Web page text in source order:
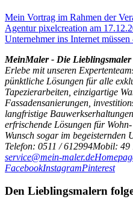
Mein Vortrag im Rahmen der
Agentur pixelcreation am
Unternehmer ins Internet
MeinMaler - Die Lieblingsmaler
Erlebe mit unseren
pünktliche Lösungen für alle
Tapezierarbeiten, einzigartige
Fassadensanierungen,
langfristige
erfrischende Lösungen für
Wunsch sogar im begeisternden
Telefon: 0511 / 612994Mobil: 49
service@mein-maler.de
FacebookInstagramPinterest
Den Lieblingsmalern